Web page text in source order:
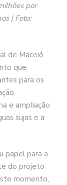
por
| Foto:
de Maceió
que
para os
e ampliação
sujas e a
papel para a
do projeto
momento,